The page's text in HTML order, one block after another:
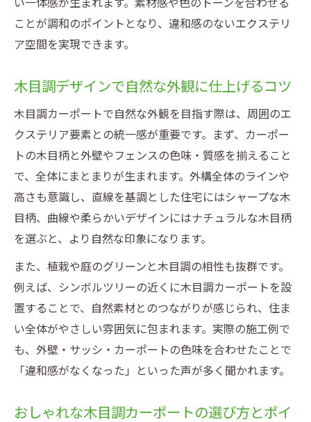
い一体感が生まれます。素材感や色のトーンを合わせる
ことが調和のポイントとなり、違和感のないエクステリ
ア空間を実現できます。
木目調デザインで自然な外観に仕上げるコツ
木目調カーポートで自然な外観を目指す際は、周囲のエ
クステリア要素との統一感が重要です。まず、カーポー
トの木目柄と外壁やフェンスの色味・質感を揃えること
で、全体にまとまりが生まれます。外構全体のラインや
高さも意識し、直線を基調とした住宅にはシャープな木
目柄、曲線や柔らかいデザインにはナチュラルな木目柄
を選ぶと、より自然な印象になります。
また、植栽や庭のグリーンと木目調の相性も抜群です。
例えば、シンボルツリーの近くに木目調カーポートを設
置することで、自然素材とのつながりが感じられ、住ま
い全体がやさしい雰囲気に包まれます。実際の施工例で
も、外壁・サッシ・カーポートの色味を合わせたことで
「違和感がなくなった」といった声が多く聞かれます。
おしゃれな木目調カーポートの選び方とポイ